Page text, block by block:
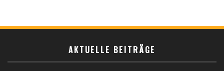
AKTUELLE BEITRÄGE